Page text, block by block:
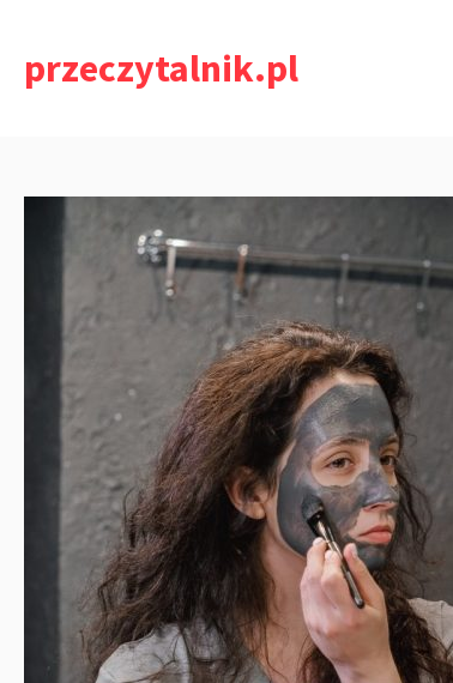
treściprzeczytalnik.pl